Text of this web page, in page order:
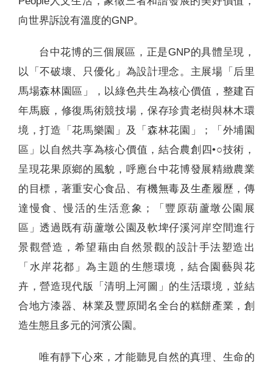
向世界訴說有溫度的GNP。
台中花博的三個展區，正是GNP的具體呈現，
以「不破壞、只優化」為設計理念。主展場「后里
馬場森林園區」，以綠色共生為核心價值，整建百
年馬廄，修復馬術競技場，保存珍貴老樹與林木環
境，打造「花馬樂園」及「森林花園」；「外埔園
區」以自然共享為核心價值，結合農創四•○技術，
呈現花果原鄉的風貌，呼應台中花博發展精緻農業
的目標，著重安心食品、有機無毒及生產履歷，傳
達慢食、慢活的生活意象；「豐原葫蘆墩公園展
區」透過既有葫蘆墩公園及軟埤仔溪河岸空間進行
景觀營造，希望藉由自然景觀的設計手法塑造出
「水岸花都」為主題的生態環境，結合園藝與花
卉，營造現代版「清明上河圖」的生活環境，並結
合地方漆器、林業及豐原聞名全台的糕餅產業，創
造生態且多元的河濱公園。
唯有靜下心來，才能聽見自然的真理、生命的